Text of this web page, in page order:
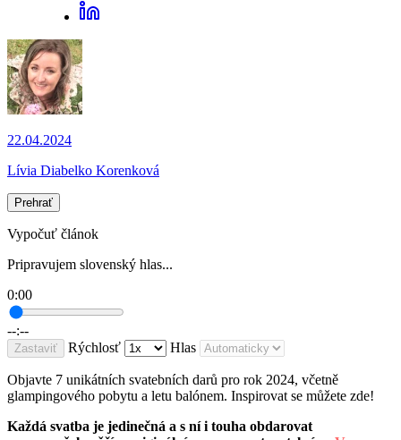
22.04.2024
Lívia Diabelko Korenková
Prehrať
Vypočuť článok
Pripravujem slovenský hlas...
0:00
--:--
Zastaviť Rýchlosť Hlas
Objavte 7 unikátních svatebních darů pro rok 2024, včetně
glampingového pobytu a letu balónem. Inspirovat se můžete zde!
Každá svatba je jedinečná a s ní i touha obdarovat